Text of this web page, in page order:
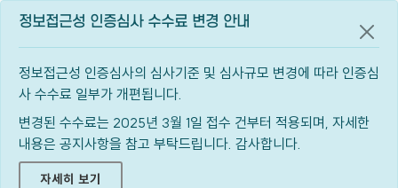
정보접근성 인증심사 수수료 변경 안내
정보접근성 인증심사의 심사기준 및 심사규모 변경에 따라 인증심
사 수수료 일부가 개편됩니다.
변경된 수수료는 2025년 3월 1일 접수 건부터 적용되며, 자세한
내용은 공지사항을 참고 부탁드립니다. 감사합니다.
자세히 보기
공지